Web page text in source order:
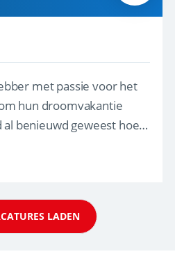
met passie voor het
hun droomvakantie
benieuwd geweest hoe
Dan is een
leergie...
LADEN